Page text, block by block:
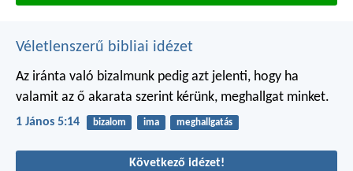
Véletlenszerű bibliai idézet
Az iránta való bizalmunk pedig azt jelenti, hogy ha
valamit az ő akarata szerint kérünk, meghallgat minket.
1 János 5:14 bizalom ima meghallgatás
Következő idézet!